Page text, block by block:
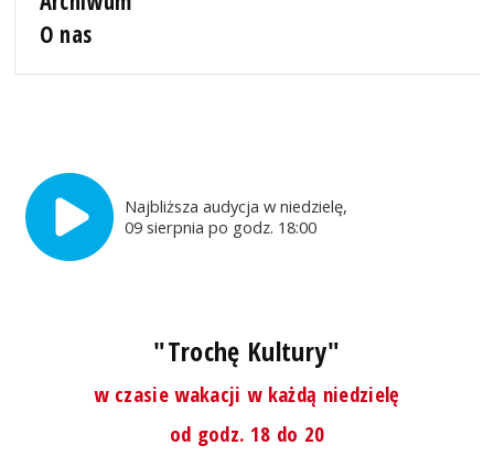
O nas
Najbliższa audycja w niedzielę,
09 sierpnia po godz. 18:00
"Trochę Kultury"
w czasie wakacji w każdą niedzielę
od godz. 18 do 20